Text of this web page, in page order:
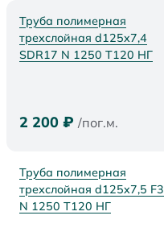
Труба полимерная
трехслойная d125x7,4
SDR17 N 1250 Т120 НГ
2 200 ₽ /пог.м.
Труба полимерная
трехслойная d125x7,5 F3
N 1250 Т120 НГ